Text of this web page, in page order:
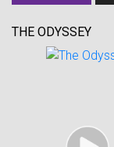
THE ODYSSEY